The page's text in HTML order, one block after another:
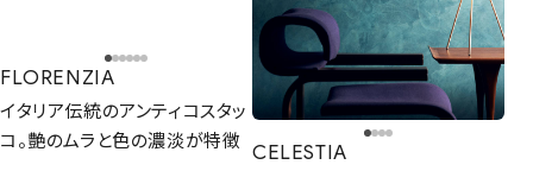
FLORENZIA
イタリア伝統のアンティコスタッ
コ。艶のムラと色の濃淡が特徴
CELESTIA
まずは相談からでも、お気軽にお問い合
わせください。
Let's Connect !